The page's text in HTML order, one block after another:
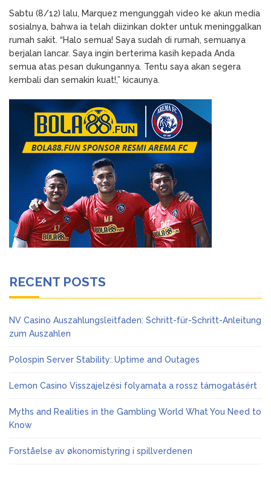
Sabtu (8/12) lalu, Marquez mengunggah video ke akun media
sosialnya, bahwa ia telah diizinkan dokter untuk meninggalkan
rumah sakit. “Halo semua! Saya sudah di rumah, semuanya
berjalan lancar. Saya ingin berterima kasih kepada Anda
semua atas pesan dukungannya. Tentu saya akan segera
kembali dan semakin kuat!,” kicaunya.
RECENT POSTS
NV Casino Auszahlungsleitfaden: Schritt-für-Schritt-Anleitung
zum Auszahlen
Polospin Server Stability: Uptime and Outages
Lemon Casino Visszajelzési folyamata a rossz támogatásért
Myths and Realities in the Gambling World What You Need to
Know
Forståelse av økonomistyring i spillverdenen